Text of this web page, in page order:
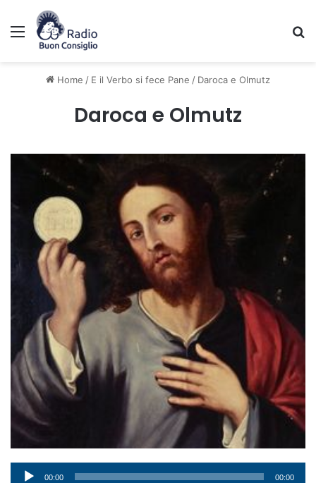
Menu
Home / E il Verbo si fece Pane / Daroca e Olmutz
Daroca e Olmutz
Audio
00:00 00:00